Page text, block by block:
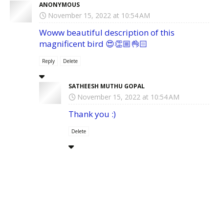
ANONYMOUS
November 15, 2022 at 10:54 AM
Woww beautiful description of this
magnificent bird 😍👏🏼👌🏻
Reply Delete
SATHEESH MUTHU GOPAL
November 15, 2022 at 10:54 AM
Thank you :)
Delete